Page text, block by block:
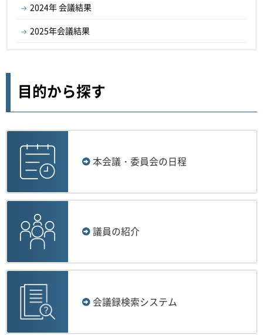
2024年 会議結果
2025年会議結果
目的から探す
本会議・委員会の日程
議員の紹介
会議録検索システム